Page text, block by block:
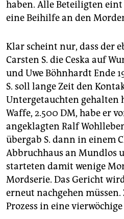
haben. Alle Beteiligten
eine Beihilfe an den
Klar scheint nur, dass der
Carsten S. die Ceska auf
und Uwe Böhnhardt Ende
S. soll lange Zeit den
Untergetauchten gehalten
Waffe, 2.500 DM, habe er
angeklagten Ralf
übergab S. dann in einem
Abbruchhaus an Mundlos
starteten damit wenige
Mordserie. Das Gericht
erneut nachgehen
Prozess in eine